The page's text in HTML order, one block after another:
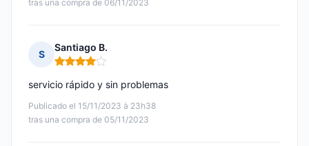
tras una compra de 06/11/2023
S
Santiago B.
Nota: 4 de 5
Publicado el 15/11/2023 à 23h38
tras una compra de 05/11/2023
servicio rápido y sin problemas